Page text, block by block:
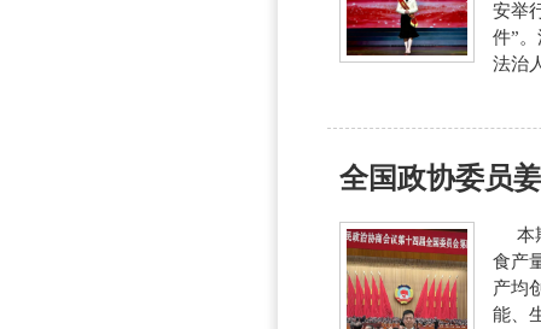
安举
件”
法治
全国政协委员
本
食产
产均
能、